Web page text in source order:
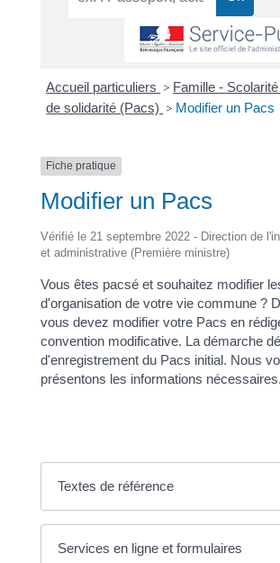
Accueil particuliers > Famille - Scolarité
de solidarité (Pacs) > Modifier un Pacs
Fiche pratique
Modifier un Pacs
Vérifié le 21 septembre 2022 - Direction de
et administrative (Première ministre)
Vous êtes pacsé et souhaitez modifier
d'organisation de votre vie commune ?
vous devez modifier votre Pacs en
convention modificative. La démarche
d'enregistrement du Pacs initial. Nous
présentons les informations nécessaires.
Textes de référence
Services en ligne et formulaires